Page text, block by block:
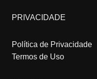
PRIVACIDADE
Política de Privacidade
Termos de Uso